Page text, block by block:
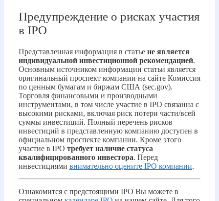
Предупреждение о рисках участия
в IPO
Представленная информация в статье не является
индивидуальной инвестиционной рекомендацией.
Основным источником информации статьи является
оригинальный проспект компании на сайте Комиссия
по ценным бумагам и биржам США (sec.gov).
Торговля финансовыми и производными
инструментами, в том числе участие в IPO связанна с
высокими рисками, включая риск потери части/всей
суммы инвестиций. Полный перечень рисков
инвестиций в представленную компанию доступен в
официальном проспекте компании. Кроме этого
участие в IPO требует наличие статуса
квалифицированного инвестора. Перед
инвестициями внимательно оцените IPO компании.
Ознакомится с предстоящими IPO Вы можете в